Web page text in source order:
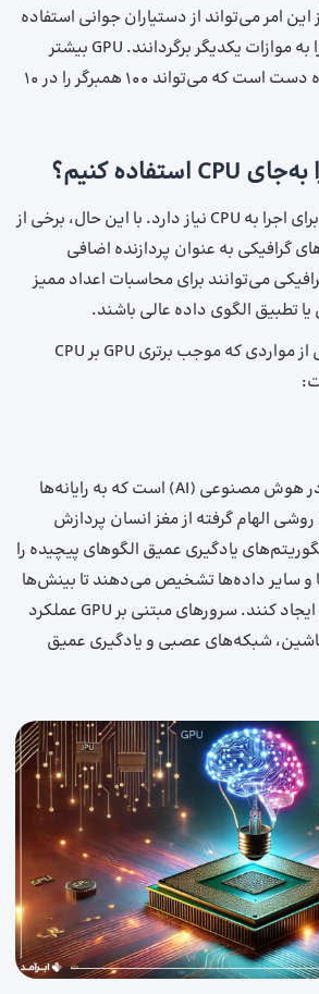
امر می‌تواند از دستیاران جوانی استفاده
کند که چندین همبرگر را به موازات یکدیگر برگردانند. GPU بیشتر
شبیه دستیار جوان با ده دست است که می‌تواند ۱۰۰ همبرگر را در ۱۰
هر سرور در فضای ابری برای اجرا به CPU نیاز دارد. با این حال، برخی از
گرافیکی به عنوان پردازنده‌ اضافی
می‌توانند برای محاسبات اعداد ممیز
تطبیق الگوی داده عالی باشند.
در اینجا فهرست کوتاهی از مواردی که موجب برتری GPU بر CPU
یادگیری عمیق، روشی در هوش مصنوعی (AI) است که به رایانه‌ها
روشی الهام گرفته از مغز انسان پردازش
یادگیری عمیق الگوهای پیچیده را
و سایر داده‌ها تشخیص می‌دهند تا بینش‌ها
و پیش‌بینی‌های دقیقی ایجاد کنند. سرورهای مبتنی بر GPU عملکرد
ماشین، شبکه‌های عصبی و یادگیری عمیق